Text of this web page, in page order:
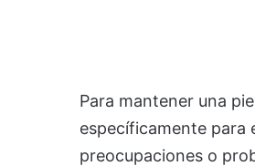
Para mantener una
específicamente para
preocupaciones o